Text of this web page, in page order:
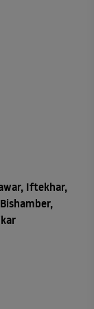
Iftekhar,